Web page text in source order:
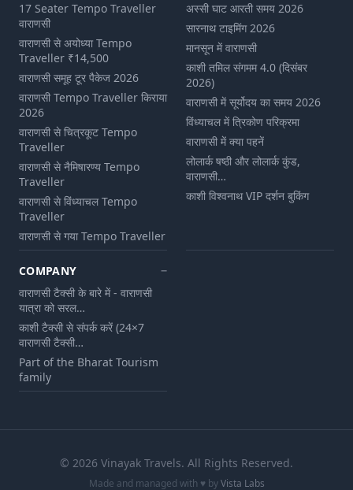
17 Seater Tempo Traveller
वाराणसी
वाराणसी से अयोध्या Tempo
Traveller ₹14,500
वाराणसी समूह टूर पैकेज 2026
वाराणसी Tempo Traveller किराया
2026
वाराणसी से चित्रकूट Tempo
Traveller
वाराणसी से नैमिषारण्य Tempo
Traveller
वाराणसी से विंध्याचल Tempo
Traveller
वाराणसी से गया Tempo Traveller
अस्सी घाट आरती समय 2026
सारनाथ टाइमिंग 2026
मानसून में वाराणसी
काशी तमिल संगमम 4.0 (दिसंबर
2026)
वाराणसी में सूर्योदय का समय 2026
विंध्याचल में त्रिकोण परिक्रमा
वाराणसी में क्या पहनें
लोलार्क षष्ठी और लोलार्क कुंड,
वाराणसी…
काशी विश्वनाथ VIP दर्शन बुकिंग
COMPANY
वाराणसी टैक्सी के बारे में - वाराणसी
यात्रा को सरल…
काशी टैक्सी से संपर्क करें (24×7
वाराणसी टैक्सी…
Part of the Bharat Tourism
family
© 2026 Vinayak Travels. All Rights Reserved.
Made and managed with ♥ by Vista Labs